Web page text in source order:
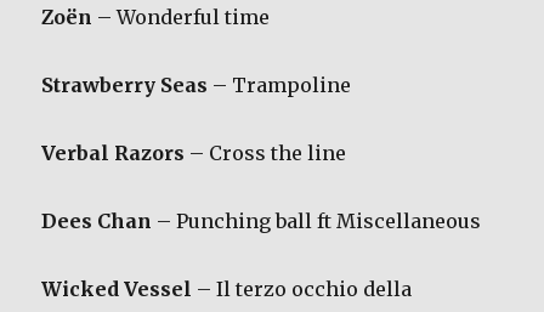
Zoën – Wonderful time
Strawberry Seas – Trampoline
Verbal Razors – Cross the line
Dees Chan – Punching ball ft Miscellaneous
Wicked Vessel – Il terzo occhio della